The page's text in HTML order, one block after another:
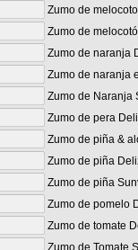
Zumo de
Zumo de
Zumo de naranja
Zumo de naranja
Zumo de Naranja
Zumo de pera
Zumo de piña &
Zumo de piña
Zumo de piña
Zumo de pomelo
Zumo de tomate
Zumo de Tomate